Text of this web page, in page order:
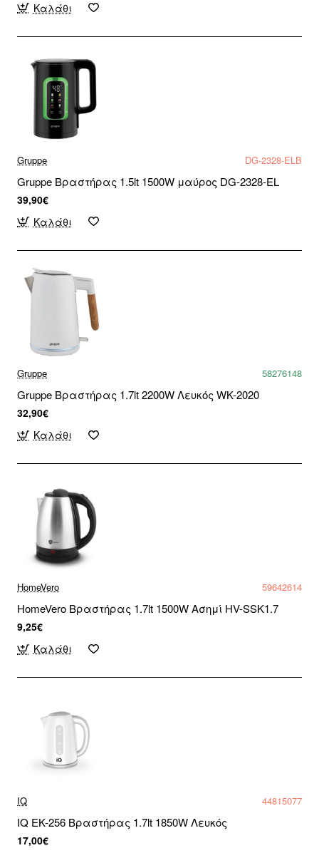
Καλάθι
Gruppe DG-2328-ELB
Gruppe Βραστήρας 1.5lt 1500W μαύρος DG-2328-EL
39,90€
Καλάθι
Gruppe 58276148
Gruppe Βραστήρας 1.7lt 2200W Λευκός WK-2020
32,90€
Καλάθι
HomeVero 59642614
HomeVero Βραστήρας 1.7lt 1500W Ασημί HV-SSK1.7
9,25€
Καλάθι
IQ 44815077
IQ EK-256 Βραστήρας 1.7lt 1850W Λευκός
17,00€